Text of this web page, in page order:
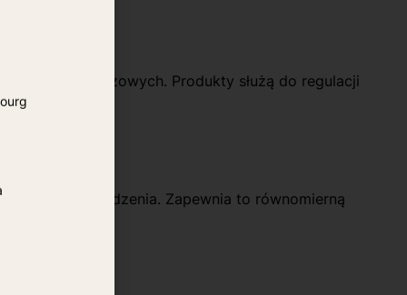
urządzeń gazowych. Produkty służą do regulacji
urządzenia. Zapewnia to równomierną